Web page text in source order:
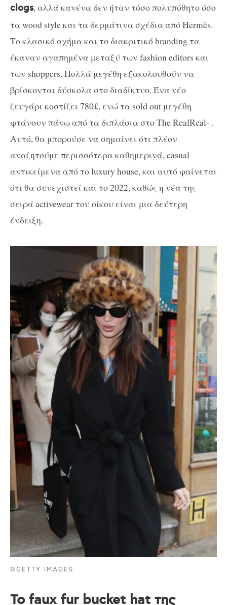
clogs, αλλά κανένα δεν ήταν τόσο πολυπόθητο όσο
τα wood style και τα δερμάτινα σχέδια από Hermès.
Το κλασικό σχήμα και το διακριτικό branding τα
έκαναν αγαπημένα μεταξύ των fashion editors και
των shoppers. Πολλά μεγέθη εξακολουθούν να
βρίσκονται δύσκολα στο διαδίκτυο. Ένα νέο
ζευγάρι κοστίζει 780£, ενώ τα sold out μεγέθη
φτάνουν πάνω από τα διπλάσια στο The RealReal- .
Αυτό, θα μπορούσε να σημαίνει ότι πλέον
αναζητούμε περισσότερα καθημερινά, casual
αντικείμενα από το luxury house, και αυτό φαίνεται
ότι θα συνεχιστεί και το 2022, καθώς η νέα της
σειρά activewear του οίκου είναι μια δεύτερη
ένδειξη.
©GETTY IMAGES
Το faux fur bucket hat της